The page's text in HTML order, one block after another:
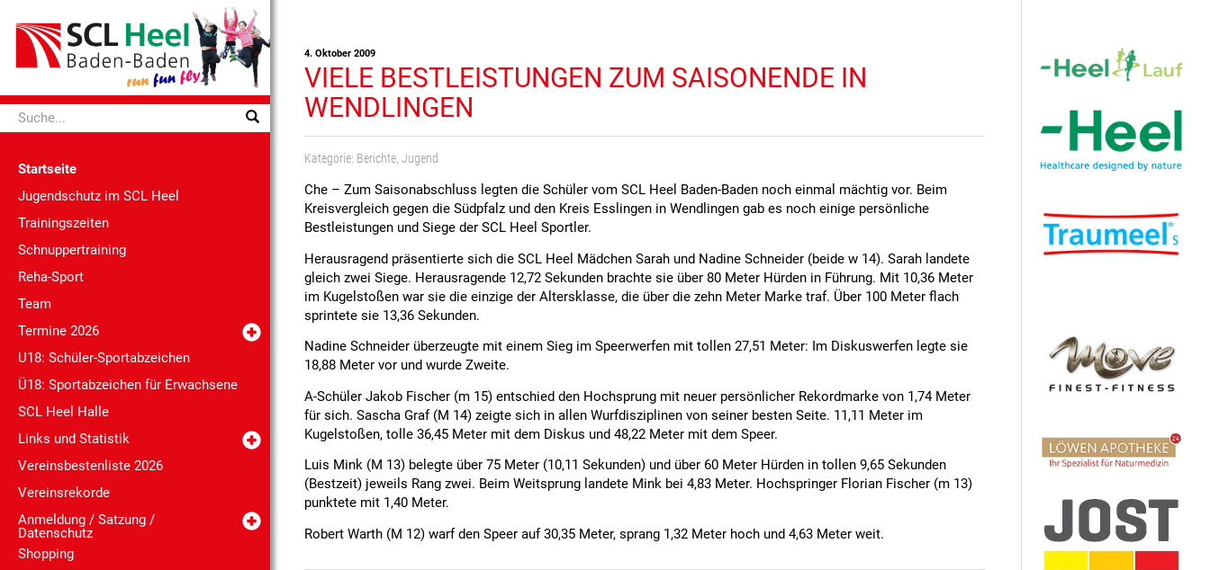
Startseite
Jugendschutz im SCL Heel
Trainingszeiten
Schnuppertraining
Reha-Sport
Team
Termine 2026
U18: Schüler-Sportabzeichen
Ü18: Sportabzeichen für Erwachsene
SCL Heel Halle
Links und Statistik
Vereinsbestenliste 2026
Vereinsrekorde
Anmeldung / Satzung /
Datenschutz
Shopping
4. Oktober 2009
VIELE BESTLEISTUNGEN ZUM SAISONENDE IN
WENDLINGEN
Kategorie: Berichte, Jugend
Che – Zum Saisonabschluss legten die Schüler vom SCL Heel Baden-Baden noch einmal mächtig vor. Beim
Kreisvergleich gegen die Südpfalz und den Kreis Esslingen in Wendlingen gab es noch einige persönliche
Bestleistungen und Siege der SCL Heel Sportler.
Herausragend präsentierte sich die SCL Heel Mädchen Sarah und Nadine Schneider (beide w 14). Sarah landete
gleich zwei Siege. Herausragende 12,72 Sekunden brachte sie über 80 Meter Hürden in Führung. Mit 10,36 Meter
im Kugelstoßen war sie die einzige der Altersklasse, die über die zehn Meter Marke traf. Über 100 Meter flach
sprintete sie 13,36 Sekunden.
Nadine Schneider überzeugte mit einem Sieg im Speerwerfen mit tollen 27,51 Meter: Im Diskuswerfen legte sie
18,88 Meter vor und wurde Zweite.
A-Schüler Jakob Fischer (m 15) entschied den Hochsprung mit neuer persönlicher Rekordmarke von 1,74 Meter
für sich. Sascha Graf (M 14) zeigte sich in allen Wurfdisziplinen von seiner besten Seite. 11,11 Meter im
Kugelstoßen, tolle 36,45 Meter mit dem Diskus und 48,22 Meter mit dem Speer.
Luis Mink (M 13) belegte über 75 Meter (10,11 Sekunden) und über 60 Meter Hürden in tollen 9,65 Sekunden
(Bestzeit) jeweils Rang zwei. Beim Weitsprung landete Mink bei 4,83 Meter. Hochspringer Florian Fischer (m 13)
punktete mit 1,40 Meter.
Robert Warth (M 12) warf den Speer auf 30,35 Meter, sprang 1,32 Meter hoch und 4,63 Meter weit.